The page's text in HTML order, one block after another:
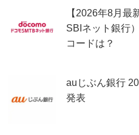
【2026年8月最
SBIネット銀行
コードは？
auじぶん銀行
発表